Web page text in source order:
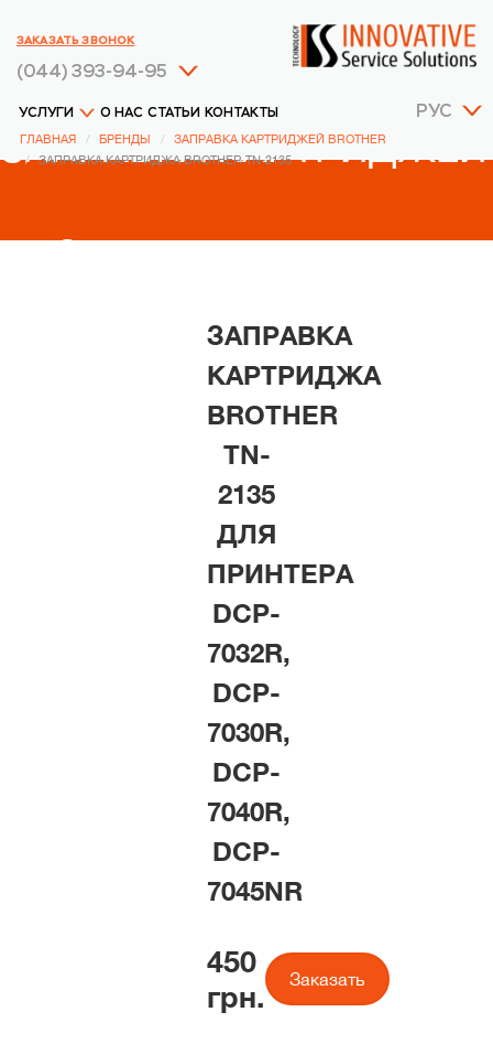
РУС
УСЛУГИ О НАС СТАТЬИ КОНТАКТЫ
(044) 393-94-95
ЗАКАЗАТЬ ЗВОНОК
ГЛАВНАЯ БРЕНДЫ
ЗАПРАВКА КАРТРИДЖЕЙ BROTHER
ЗАПРАВКА КАРТРИДЖА BROTHER TN-2135
ЗАПРАВКА КАРТРИДЖЕЙ
BROTHER
ЗАПРАВКА
КАРТРИДЖА
BROTHER
TN-
2135
ДЛЯ
ПРИНТЕРА
DCP-
7032R,
DCP-
7030R,
DCP-
7040R,
DCP-
7045NR
450
грн.
Заказать